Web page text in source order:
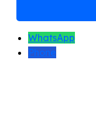
WhatsApp
Phone